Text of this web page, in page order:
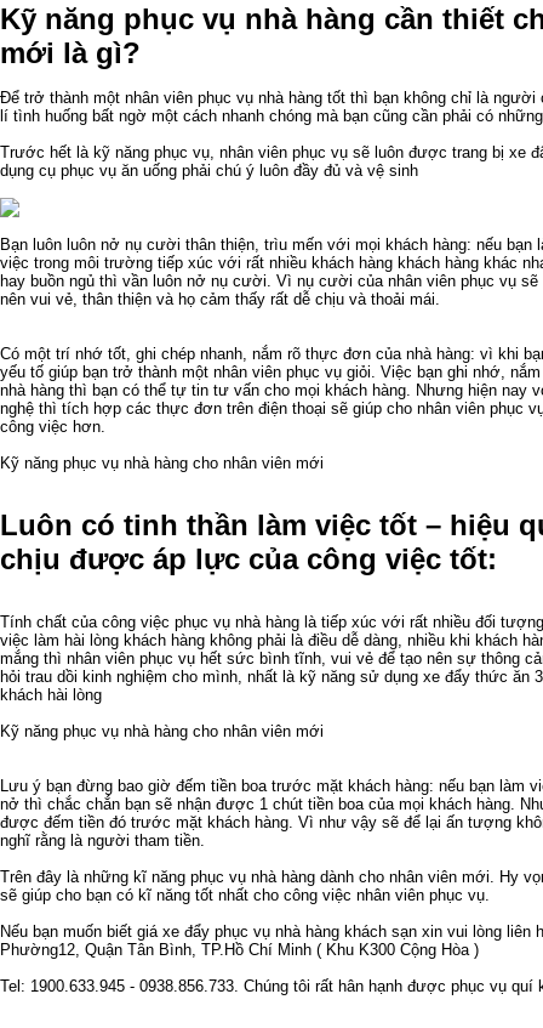
Kỹ năng phục vụ nhà hàng cần thiết
mới là gì?
Để trở thành một nhân viên phục vụ nhà hàng tốt thì bạn không chỉ là
lí tình huống bất ngờ một cách nhanh chóng mà bạn cũng cần phải có
Trước hết là kỹ năng phục vụ, nhân viên phục vụ sẽ luôn được trang bị xe
dụng cụ phục vụ ăn uống phải chú ý luôn đầy đủ và vệ sinh
Bạn luôn luôn nở nụ cười thân thiện, trìu mến với mọi khách hàng: nếu bạn
việc trong môi trường tiếp xúc với rất nhiều khách hàng khách hàng khác
hay buồn ngủ thì vần luôn nở nụ cười. Vì nụ cười của nhân viên phục vụ
nên vui vẻ, thân thiện và họ cảm thấy rất dễ chịu và thoải mái.
Có một trí nhớ tốt, ghi chép nhanh, nắm rõ thực đơn của nhà hàng: vì khi
yếu tố giúp bạn trở thành một nhân viên phục vụ giỏi. Việc bạn ghi nhớ,
nhà hàng thì bạn có thể tự tin tư vấn cho mọi khách hàng. Nhưng hiện nay
nghệ thì tích hợp các thực đơn trên điện thoại sẽ giúp cho nhân viên phục
công việc hơn.
Kỹ năng phục vụ nhà hàng cho nhân viên mới
Luôn có tinh thần làm việc tốt – hiệu
chịu được áp lực của công việc tốt:
Tính chất của công việc phục vụ nhà hàng là tiếp xúc với rất nhiều đối
việc làm hài lòng khách hàng không phải là điều dễ dàng, nhiều khi khách
mắng thì nhân viên phục vụ hết sức bình tĩnh, vui vẻ để tạo nên sự thông
hỏi trau dồi kinh nghiệm cho mình, nhất là kỹ năng sử dụng xe đẩy thức ăn
khách hài lòng
Kỹ năng phục vụ nhà hàng cho nhân viên mới
Lưu ý bạn đừng bao giờ đếm tiền boa trước mặt khách hàng: nếu bạn làm
nở thì chắc chắn bạn sẽ nhận được 1 chút tiền boa của mọi khách hàng.
được đếm tiền đó trước mặt khách hàng. Vì như vậy sẽ để lại ấn tượng
nghĩ rằng là người tham tiền.
Trên đây là những kĩ năng phục vụ nhà hàng dành cho nhân viên mới. Hy
sẽ giúp cho bạn có kĩ năng tốt nhất cho công việc nhân viên phục vụ.
Nếu bạn muốn biết giá xe đẩy phục vụ nhà hàng khách sạn xin vui lòng liên
Phường12, Quận Tân Bình, TP.Hồ Chí Minh ( Khu K300 Cộng Hòa )
Tel: 1900.633.945 - 0938.856.733. Chúng tôi rất hân hạnh được phục vụ quí